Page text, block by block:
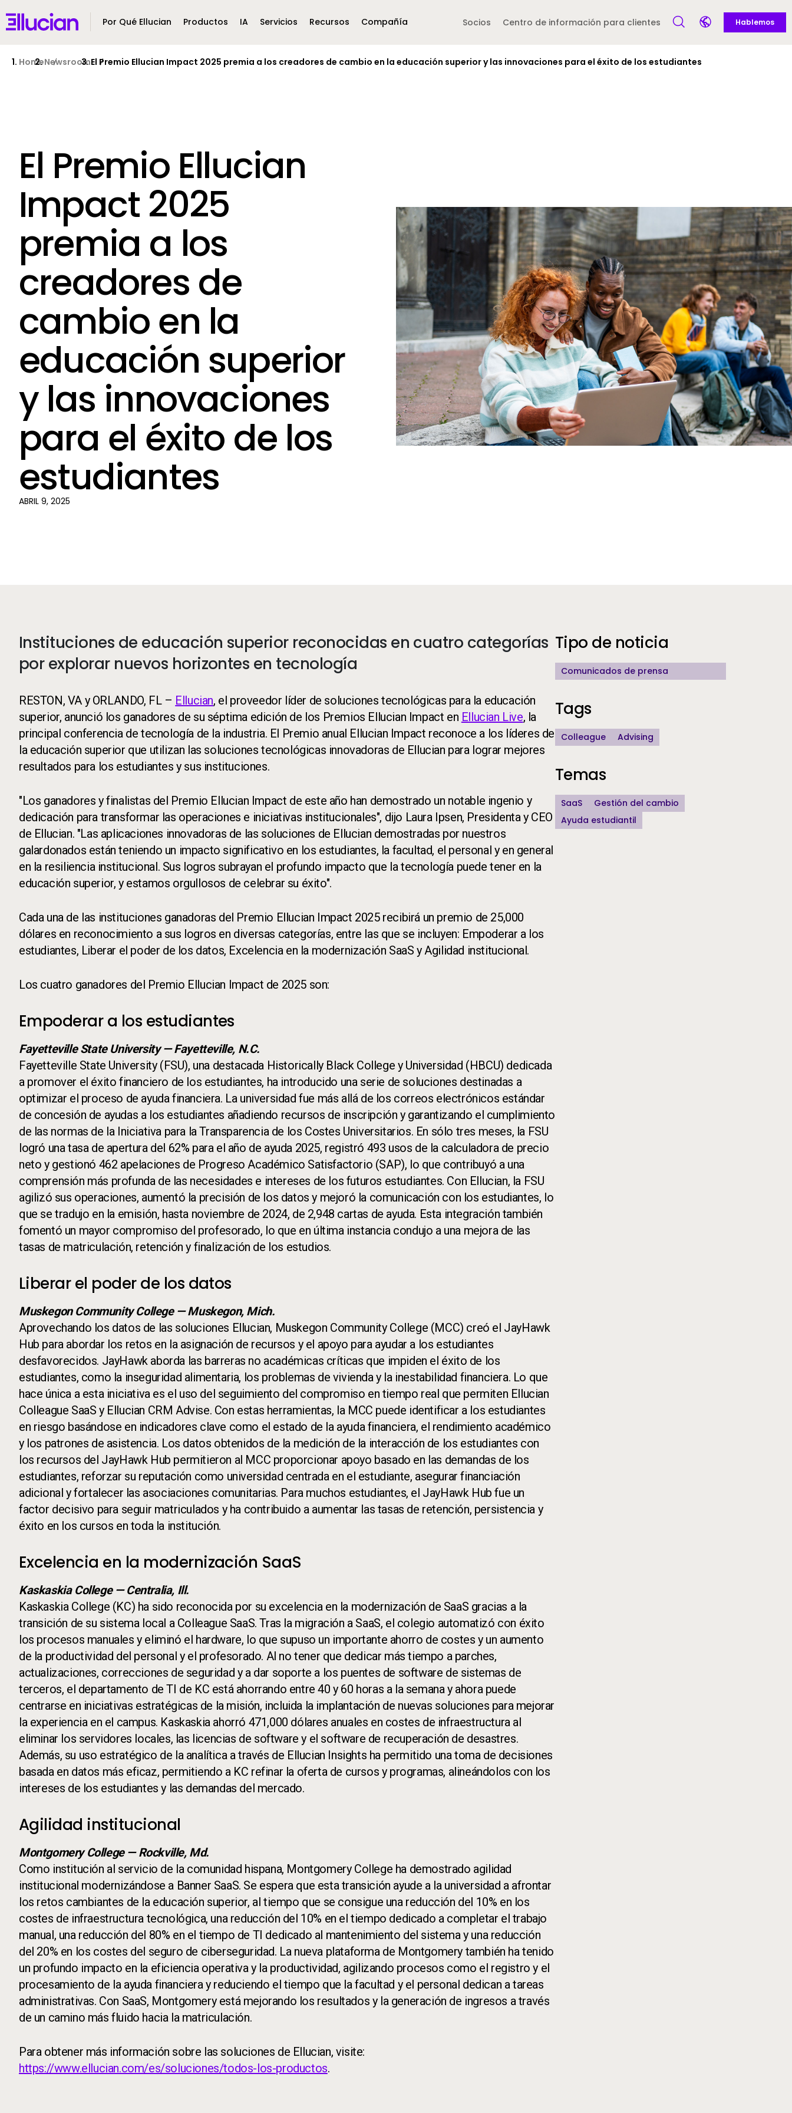
EllucianPor Qué Ellucian Productos IA Servicios Recursos Compañía Side navigation - Mexico (Spanish) - es-MX
Socios Centro de información para clientes Open Search Form
Open language
Call to action -
Hablemos
HomeNewsroomEl Premio Ellucian Impact 2025 premia a los creadores de cambio en la educación superior y las innovaciones para el éxito de los estudiantes
El Premio Ellucian
Impact 2025
premia a los
creadores de
cambio en la
educación superior
y las innovaciones
para el éxito de los
estudiantes
ABRIL 9, 2025
Instituciones de educación superior reconocidas en cuatro categorías
por explorar nuevos horizontes en tecnología
RESTON, VA y ORLANDO, FL – Ellucian, el proveedor líder de soluciones tecnológicas para la educación
superior, anunció los ganadores de su séptima edición de los Premios Ellucian Impact en Ellucian Live, la
principal conferencia de tecnología de la industria. El Premio anual Ellucian Impact reconoce a los líderes de
la educación superior que utilizan las soluciones tecnológicas innovadoras de Ellucian para lograr mejores
resultados para los estudiantes y sus instituciones.
"Los ganadores y finalistas del Premio Ellucian Impact de este año han demostrado un notable ingenio y
dedicación para transformar las operaciones e iniciativas institucionales", dijo Laura Ipsen, Presidenta y CEO
de Ellucian. "Las aplicaciones innovadoras de las soluciones de Ellucian demostradas por nuestros
galardonados están teniendo un impacto significativo en los estudiantes, la facultad, el personal y en general
en la resiliencia institucional. Sus logros subrayan el profundo impacto que la tecnología puede tener en la
educación superior, y estamos orgullosos de celebrar su éxito".
Cada una de las instituciones ganadoras del Premio Ellucian Impact 2025 recibirá un premio de 25,000
dólares en reconocimiento a sus logros en diversas categorías, entre las que se incluyen: Empoderar a los
estudiantes, Liberar el poder de los datos, Excelencia en la modernización SaaS y Agilidad institucional.
Los cuatro ganadores del Premio Ellucian Impact de 2025 son:
Empoderar a los estudiantes
Fayetteville State University — Fayetteville, N.C.
Fayetteville State University (FSU), una destacada Historically Black College y Universidad (HBCU) dedicada
a promover el éxito financiero de los estudiantes, ha introducido una serie de soluciones destinadas a
optimizar el proceso de ayuda financiera. La universidad fue más allá de los correos electrónicos estándar
de concesión de ayudas a los estudiantes añadiendo recursos de inscripción y garantizando el cumplimiento
de las normas de la Iniciativa para la Transparencia de los Costes Universitarios. En sólo tres meses, la FSU
logró una tasa de apertura del 62% para el año de ayuda 2025, registró 493 usos de la calculadora de precio
neto y gestionó 462 apelaciones de Progreso Académico Satisfactorio (SAP), lo que contribuyó a una
comprensión más profunda de las necesidades e intereses de los futuros estudiantes. Con Ellucian, la FSU
agilizó sus operaciones, aumentó la precisión de los datos y mejoró la comunicación con los estudiantes, lo
que se tradujo en la emisión, hasta noviembre de 2024, de 2,948 cartas de ayuda. Esta integración también
fomentó un mayor compromiso del profesorado, lo que en última instancia condujo a una mejora de las
tasas de matriculación, retención y finalización de los estudios.
Liberar el poder de los datos
Muskegon Community College — Muskegon, Mich.
Aprovechando los datos de las soluciones Ellucian, Muskegon Community College (MCC) creó el JayHawk
Hub para abordar los retos en la asignación de recursos y el apoyo para ayudar a los estudiantes
desfavorecidos. JayHawk aborda las barreras no académicas críticas que impiden el éxito de los
estudiantes, como la inseguridad alimentaria, los problemas de vivienda y la inestabilidad financiera. Lo que
hace única a esta iniciativa es el uso del seguimiento del compromiso en tiempo real que permiten Ellucian
Colleague SaaS y Ellucian CRM Advise. Con estas herramientas, la MCC puede identificar a los estudiantes
en riesgo basándose en indicadores clave como el estado de la ayuda financiera, el rendimiento académico
y los patrones de asistencia. Los datos obtenidos de la medición de la interacción de los estudiantes con
los recursos del JayHawk Hub permitieron al MCC proporcionar apoyo basado en las demandas de los
estudiantes, reforzar su reputación como universidad centrada en el estudiante, asegurar financiación
adicional y fortalecer las asociaciones comunitarias. Para muchos estudiantes, el JayHawk Hub fue un
factor decisivo para seguir matriculados y ha contribuido a aumentar las tasas de retención, persistencia y
éxito en los cursos en toda la institución.
Excelencia en la modernización SaaS
Kaskaskia College — Centralia, Ill.
Kaskaskia College (KC) ha sido reconocida por su excelencia en la modernización de SaaS gracias a la
transición de su sistema local a Colleague SaaS. Tras la migración a SaaS, el colegio automatizó con éxito
los procesos manuales y eliminó el hardware, lo que supuso un importante ahorro de costes y un aumento
de la productividad del personal y el profesorado. Al no tener que dedicar más tiempo a parches,
actualizaciones, correcciones de seguridad y a dar soporte a los puentes de software de sistemas de
terceros, el departamento de TI de KC está ahorrando entre 40 y 60 horas a la semana y ahora puede
centrarse en iniciativas estratégicas de la misión, incluida la implantación de nuevas soluciones para mejorar
la experiencia en el campus. Kaskaskia ahorró 471,000 dólares anuales en costes de infraestructura al
eliminar los servidores locales, las licencias de software y el software de recuperación de desastres.
Además, su uso estratégico de la analítica a través de Ellucian Insights ha permitido una toma de decisiones
basada en datos más eficaz, permitiendo a KC refinar la oferta de cursos y programas, alineándolos con los
intereses de los estudiantes y las demandas del mercado.
Agilidad institucional
Montgomery College — Rockville, Md.
Como institución al servicio de la comunidad hispana, Montgomery College ha demostrado agilidad
institucional modernizándose a Banner SaaS. Se espera que esta transición ayude a la universidad a afrontar
los retos cambiantes de la educación superior, al tiempo que se consigue una reducción del 10% en los
costes de infraestructura tecnológica, una reducción del 10% en el tiempo dedicado a completar el trabajo
manual, una reducción del 80% en el tiempo de TI dedicado al mantenimiento del sistema y una reducción
del 20% en los costes del seguro de ciberseguridad. La nueva plataforma de Montgomery también ha tenido
un profundo impacto en la eficiencia operativa y la productividad, agilizando procesos como el registro y el
procesamiento de la ayuda financiera y reduciendo el tiempo que la facultad y el personal dedican a tareas
administrativas. Con SaaS, Montgomery está mejorando los resultados y la generación de ingresos a través
de un camino más fluido hacia la matriculación.
Para obtener más información sobre las soluciones de Ellucian, visite:
https://www.ellucian.com/es/soluciones/todos-los-productos.
Additional Information
Tipo de noticia
Comunicados de prensa
Tags
Colleague Advising
Temas
SaaS
Gestión del cambio
Ayuda estudiantil